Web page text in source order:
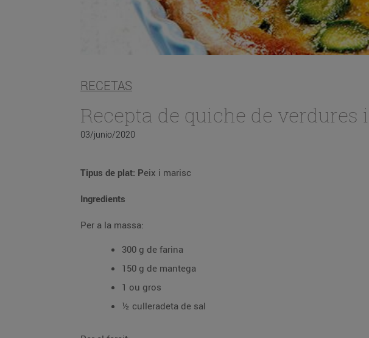
RECETAS
Recepta de quiche de verdures
03/junio/2020
Tipus de plat: Peix i marisc
Ingredients
Per a la massa:
300 g de farina
150 g de mantega
1 ou gros
½ culleradeta de sal